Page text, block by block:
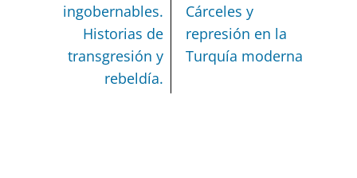
ingobernables.
Historias de
transgresión y
rebeldía.
Cárceles y
represión en la
Turquía moderna